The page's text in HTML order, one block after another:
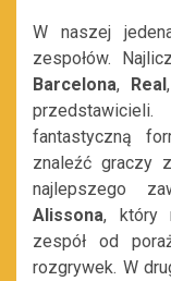
W naszej
zespołów.
Barcelona, Real,
przedstawicieli.
fantastyczną
znaleźć graczy
najlepszego
Alissona, który
zespół od
rozgrywek. W